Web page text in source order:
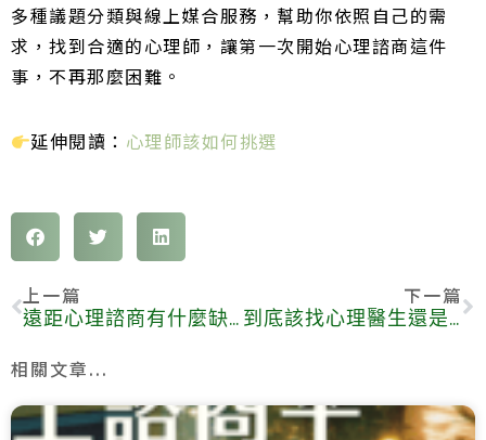
多種議題分類與線上媒合服務，幫助你依照自己的需
求，找到合適的心理師，讓第一次開始心理諮商這件
事，不再那麼困難。
延伸閱讀： 心理師該如何挑選
上一篇
遠距心理諮商有什麼缺點？這 3 種人不適合線上諮商
下一篇
到底該找心理醫生還是心理師？3 分鐘帶你搞清楚你需要心理諮商還是治療
相關文章...